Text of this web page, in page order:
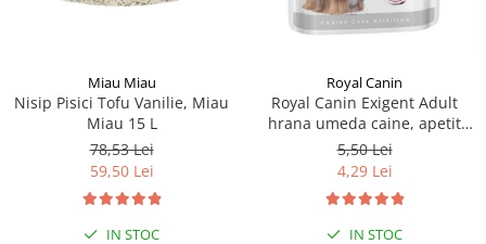
Miau Miau
Nisip Pisici Tofu Vanilie, Miau
Miau 15 L
78,53 Lei
59,50 Lei
IN STOC
Royal Canin
Royal Canin Exigent Adult
hrana umeda caine, apetit
capricios (Loaf), 85 g
5,50 Lei
4,29 Lei
IN STOC